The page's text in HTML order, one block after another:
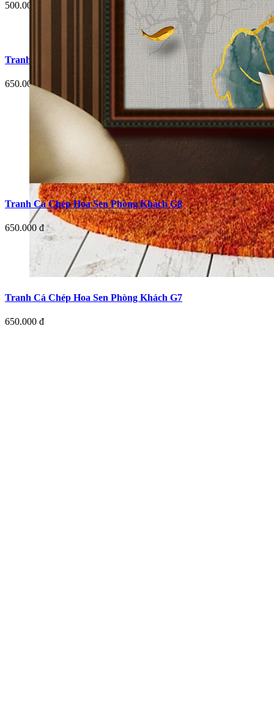
500.000 đ
Tranh Cá Chép Hoa Sen Phòng Khách G5
650.000 đ
Tranh Cá Chép Hoa Sen Phòng Khách G7
650.000 đ
Tranh Cá Chép Hoa Sen Phòng Khách G8
650.000 đ